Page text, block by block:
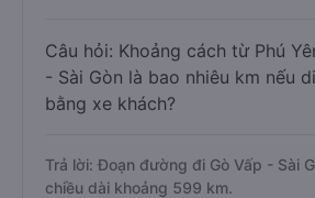
Câu hỏi: Khoảng cách từ Phú
- Sài Gòn là bao nhiêu km nếu
bằng xe khách?
Trả lời: Đoạn đường đi Gò Vấp - Sài
chiều dài khoảng 599 km.